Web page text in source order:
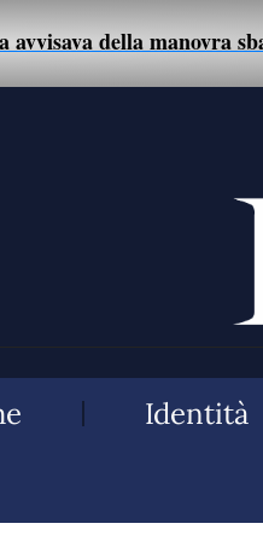
della manovra sbagliata
Identità